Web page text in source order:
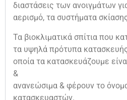
διαστάσεις των ανοιγμάτων
αερισμό, τα συστήματα
Τα βιοκλιματικά σπίτια που
τα υψηλά πρότυπα
οποία τα κατασκευάζουμε
&
ανανεώσιμα & φέρουν το
κατασκευαστών.